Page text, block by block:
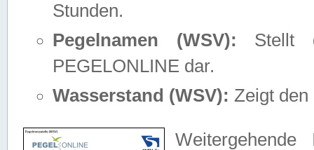
Stunden.
Pegelnamen (WSV): Stellt
PEGELONLINE dar.
Wasserstand (WSV): Zeigt den